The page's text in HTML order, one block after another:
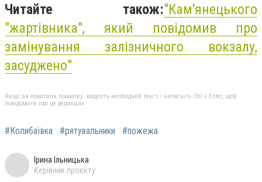
Читайте також:"Кам'янецького
"жартівника", який повідомив про
замінування залізничного вокзалу,
засуджено"
Якщо ви помітили помилку, виділіть необхідний текст і натисніть Ctrl + Enter, щоб
повідомити про це редакцію
#Колибаївка #рятувальники #пожежа
Ірина Ільницька
Керівник проєкту